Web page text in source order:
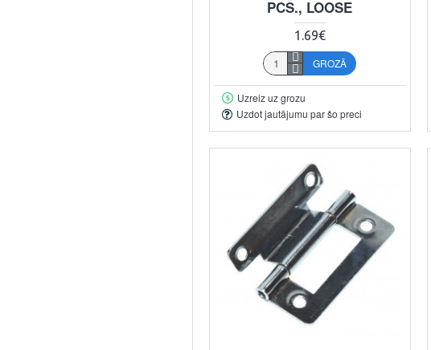
PCS., LOOSE
1.69€
GROZĀ
Uzreiz uz grozu
Uzdot jautājumu par šo preci